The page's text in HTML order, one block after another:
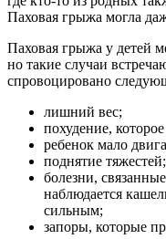
Паховая грыжа могла
Паховая грыжа у детей
но такие случаи
спровоцировано
лишний вес;
похудение,
ребенок мало
поднятие тяжестей;
болезни,
наблюдается
сильным;
запоры, которые